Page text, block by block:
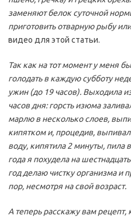
заменяют белок суточной
приготовить отварную рыбу
видео для этой статьи.
Так как на тот момент у меня
голодать в каждую субботу
ужин (до 19 часов). Выходила
часов дня: горсть изюма
марлю в несколько слоев,
кипятком и, процедив,
воду, кипятила 2 минуты, пила
года я похудела на
год делаю чистку организма и
пор, несмотря на свой возраст.
А теперь расскажу вам